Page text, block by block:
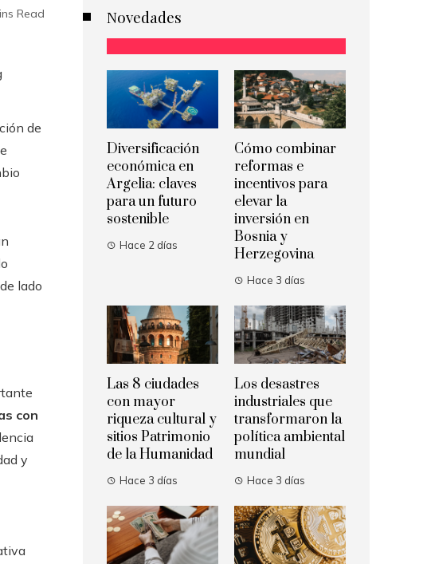
Read
de
lado
con
y
Novedades
Diversificación
económica en
Argelia: claves
para un futuro
sostenible
Hace 2 días
Cómo combinar
reformas e
incentivos para
elevar la
inversión en
Bosnia y
Herzegovina
Hace 3 días
Las 8 ciudades
con mayor
riqueza cultural y
sitios Patrimonio
de la Humanidad
Hace 3 días
Los desastres
industriales que
transformaron la
política ambiental
mundial
Hace 3 días